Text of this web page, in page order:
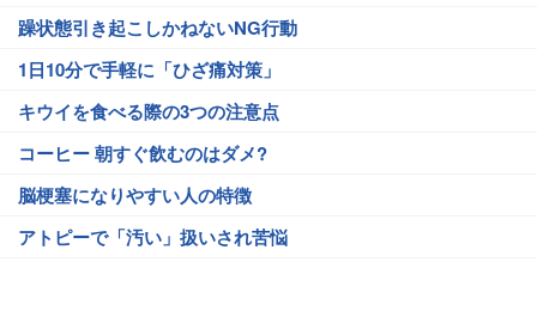
躁状態引き起こしかねないNG行動
1日10分で手軽に「ひざ痛対策」
キウイを食べる際の3つの注意点
コーヒー 朝すぐ飲むのはダメ?
脳梗塞になりやすい人の特徴
アトピーで「汚い」扱いされ苦悩